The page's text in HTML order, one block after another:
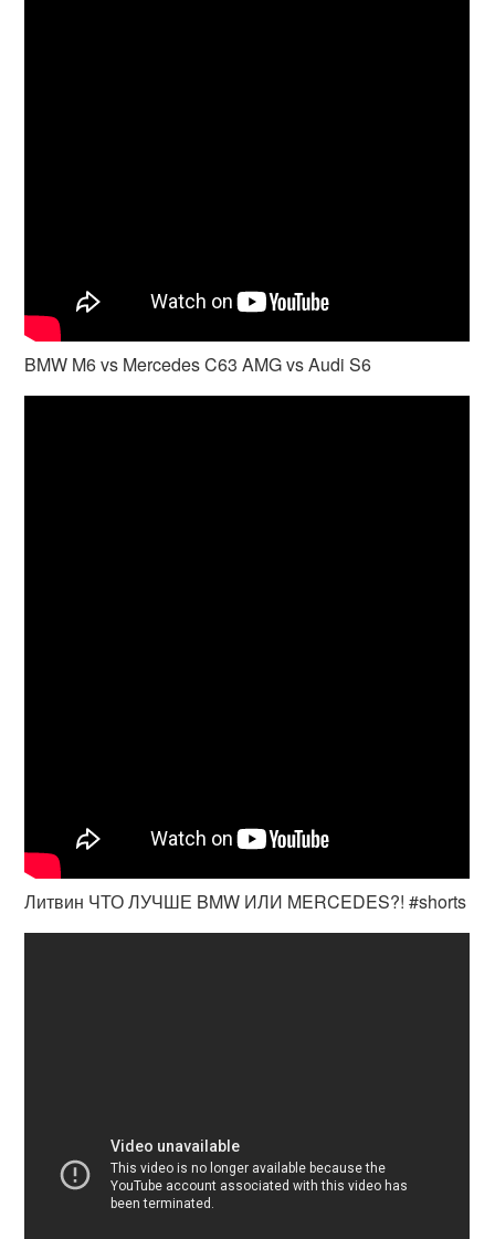
BMW M6 vs Mercedes C63 AMG vs Audi S6
Литвин ЧТО ЛУЧШЕ BMW ИЛИ MERCEDES?! #shorts